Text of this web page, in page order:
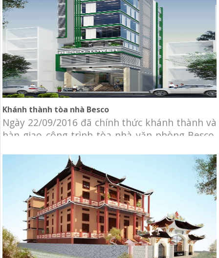
Khánh thành tòa nhà Besco
Ngày 22/09/2016 đã chính thức khánh thành và
bàn giao công trình tòa nhà văn phòng Besco.
dự được chọn làm nhà thầu cung cấp và thi
công lắp đặt hệ thống cơ điện lạnh Tòa nhà văn
phòng Besco. Chủ đầu tư: Công ty TNHH